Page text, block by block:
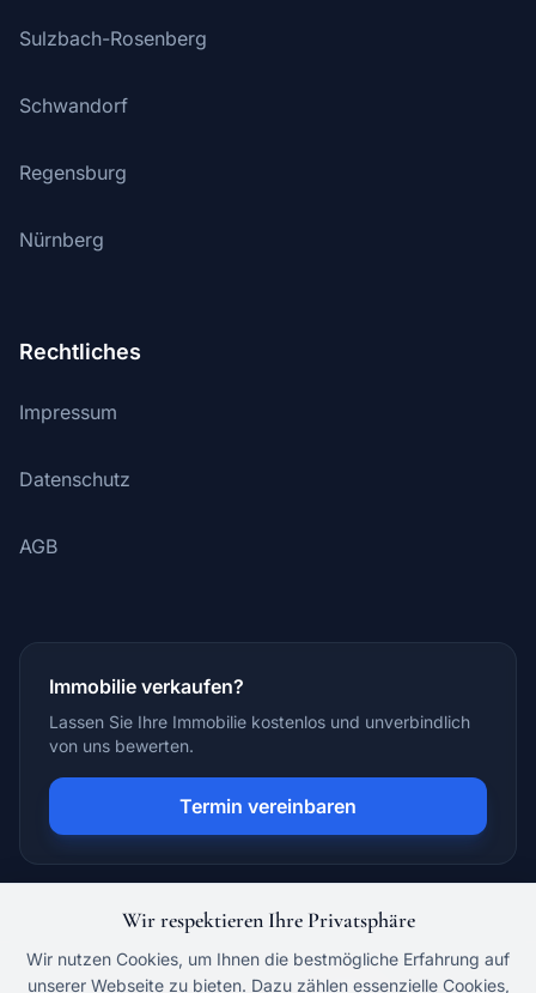
Sulzbach-Rosenberg
Schwandorf
Regensburg
Nürnberg
Rechtliches
Impressum
Datenschutz
AGB
Immobilie verkaufen?
Lassen Sie Ihre Immobilie kostenlos und unverbindlich
von uns bewerten.
Termin vereinbaren
Wir respektieren Ihre Privatsphäre
Wir nutzen Cookies, um Ihnen die bestmögliche Erfahrung auf
unserer Webseite zu bieten. Dazu zählen essenzielle Cookies,